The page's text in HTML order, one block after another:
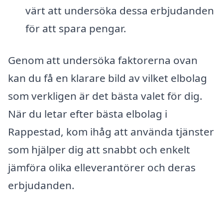
värt att undersöka dessa erbjudanden
för att spara pengar.
Genom att undersöka faktorerna ovan
kan du få en klarare bild av vilket elbolag
som verkligen är det bästa valet för dig.
När du letar efter bästa elbolag i
Rappestad, kom ihåg att använda tjänster
som hjälper dig att snabbt och enkelt
jämföra olika elleverantörer och deras
erbjudanden.